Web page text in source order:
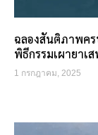
ฉลองสันติภาพคร
พิธีกรรมเผายาเ
1 กรกฎาคม, 2025